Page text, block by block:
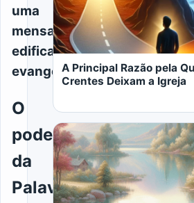
uma
mensagem
edificante
evangélica
O
poder
da
Palavra
A Principal Razão pela
Crentes Deixam a Igreja
LER MAIS